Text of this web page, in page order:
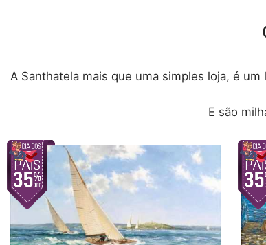
A Santhatela mais que uma simples loja, é
E são